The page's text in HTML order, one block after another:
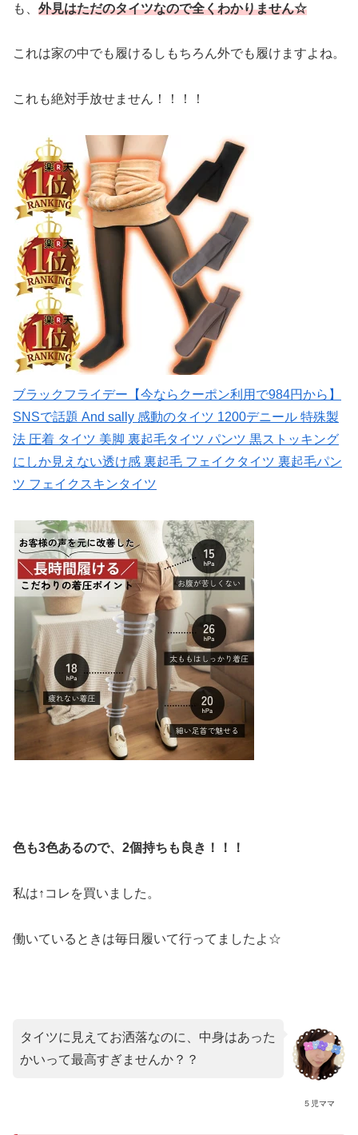
も、 外見はただのタイツなので全くわかりません☆
これは家の中でも履けるしもちろん外でも履けますよね。
これも絶対手放せません！！！！
ブラックフライデー【今ならクーポン利用で984円から】
SNSで話題 And sally 感動のタイツ 1200デニール 特殊製
法 圧着 タイツ 美脚 裏起毛タイツ パンツ 黒ストッキング
にしか見えない透け感 裏起毛 フェイクタイツ 裏起毛パン
ツ フェイクスキンタイツ
色も3色あるので、2個持ちも良き！！！
私は↑コレを買いました。
働いているときは毎日履いて行ってましたよ☆
５児ママ
タイツに見えてお洒落なのに、中身はあった
かいって最高すぎませんか？？